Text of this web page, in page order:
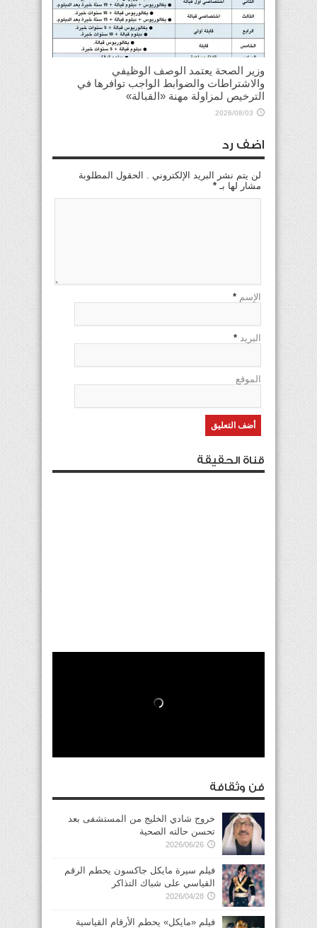
وزير الصحة يعتمد الوصف الوظيفي
والاشتراطات والضوابط الواجب توافرها في
الترخيص لمزاولة مهنة «القبالة»
2026/08/03
اضف رد
لن يتم نشر البريد الإلكتروني . الحقول المطلوبة
مشار لها بـ *
الإسم *
البريد *
الموقع
قناة الحقيقة
فن وثقافة
خروج شادي الخليج من المستشفى بعد
تحسن حالته الصحية
2026/06/26
فيلم سيرة مايكل جاكسون يحطم الرقم
القياسي على شباك التذاكر
2026/04/28
فيلم «مايكل» يحطم الأرقام القياسية